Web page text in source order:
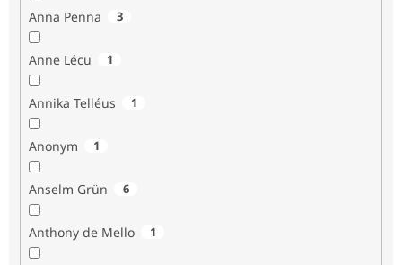
Anna Penna 3
Anne Lécu 1
Annika Telléus 1
Anonym 1
Anselm Grün 6
Anthony de Mello 1